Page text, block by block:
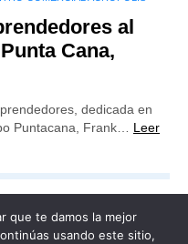
al
Cana,
dedicada en
Puntacana, Frank… Leer
que te damos la mejor
usando este sitio,